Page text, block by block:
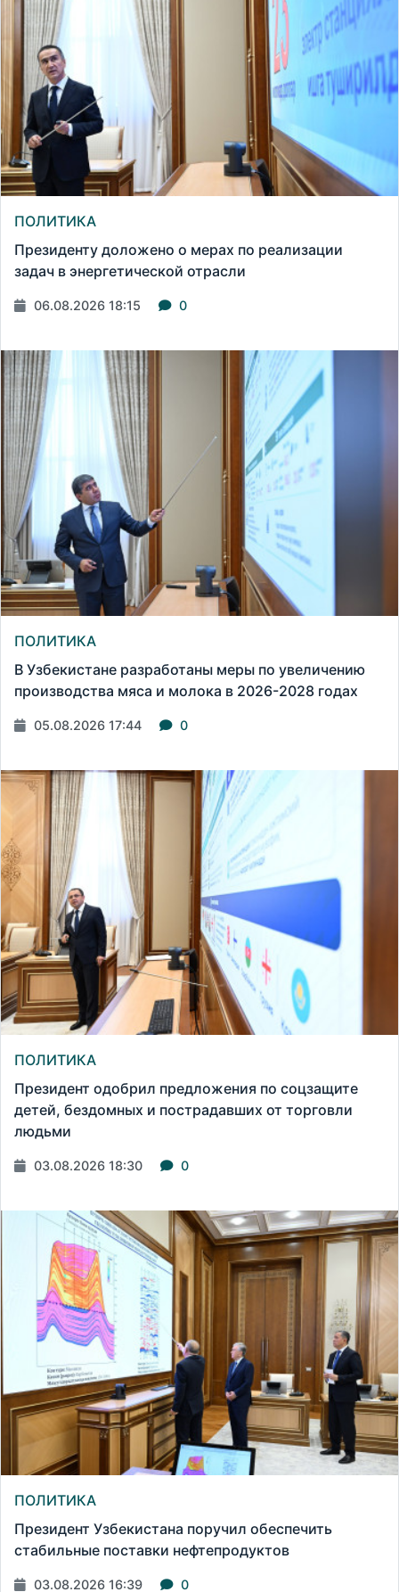
ПОЛИТИКА
Президенту доложено о мерах по реализации
задач в энергетической отрасли
06.08.2026 18:15 0
ПОЛИТИКА
В Узбекистане разработаны меры по увеличению
производства мяса и молока в 2026-2028 годах
05.08.2026 17:44 0
ПОЛИТИКА
Президент одобрил предложения по соцзащите
детей, бездомных и пострадавших от торговли
людьми
03.08.2026 18:30 0
ПОЛИТИКА
Президент Узбекистана поручил обеспечить
стабильные поставки нефтепродуктов
03.08.2026 16:39 0